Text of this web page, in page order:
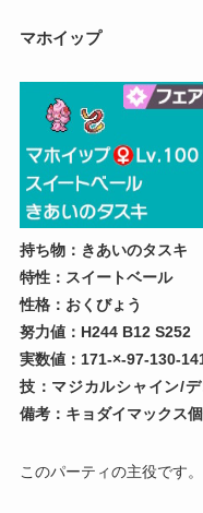
マホイップ
持ち物：きあいのタスキ
特性：スイートベール
性格：おくびょう
努力値：H244 B12 S252
実数値：171-×-97-130-
技：マジカルシャイン/
備考：キョダイマックス
このパーティの主役です。